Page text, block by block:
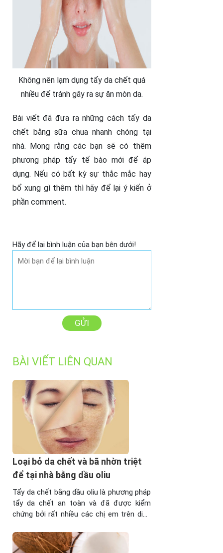
Không nên lạm dụng tẩy da chết quá
nhiều để tránh gây ra sự ăn mòn da.
Bài viết đã đưa ra những cách tẩy da
chết bằng sữa chua nhanh chóng tại
nhà. Mong rằng các bạn sẽ có thêm
phương pháp tẩy tế bào mới để áp
dụng. Nếu có bất kỳ sự thắc mắc hay
bổ xung gì thêm thì hãy để lại ý kiến ở
phần comment.
Hãy để lại bình luận của bạn bên dưới!
GỬI
BÀI VIẾT LIÊN QUAN
Loại bỏ da chết và bã nhờn triệt
để tại nhà bằng dầu oliu
Tẩy da chết bằng dầu oliu là phương pháp
tẩy da chết an toàn và đã được kiểm
chứng bởi rất nhiều các chị em trên diễn
đánh giá phương pháp này thông qua bài
viết. I. Tại sao nên tẩy da chết bằng dầu